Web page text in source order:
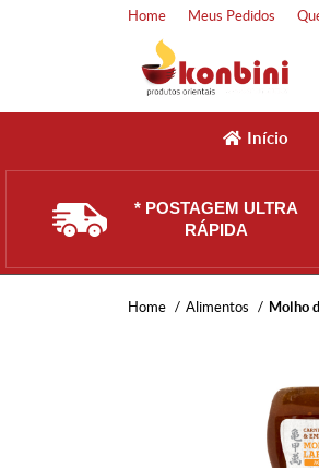
Home Meus Pedidos
Início
* POSTAGEM ULTRA
RÁPIDA
Home Alimentos Molho